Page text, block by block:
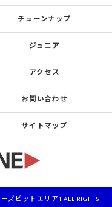
チューンナップ
ジュニア
アクセス
お問い合わせ
サイトマップ
ピットエリア1 ALL RIGHTS